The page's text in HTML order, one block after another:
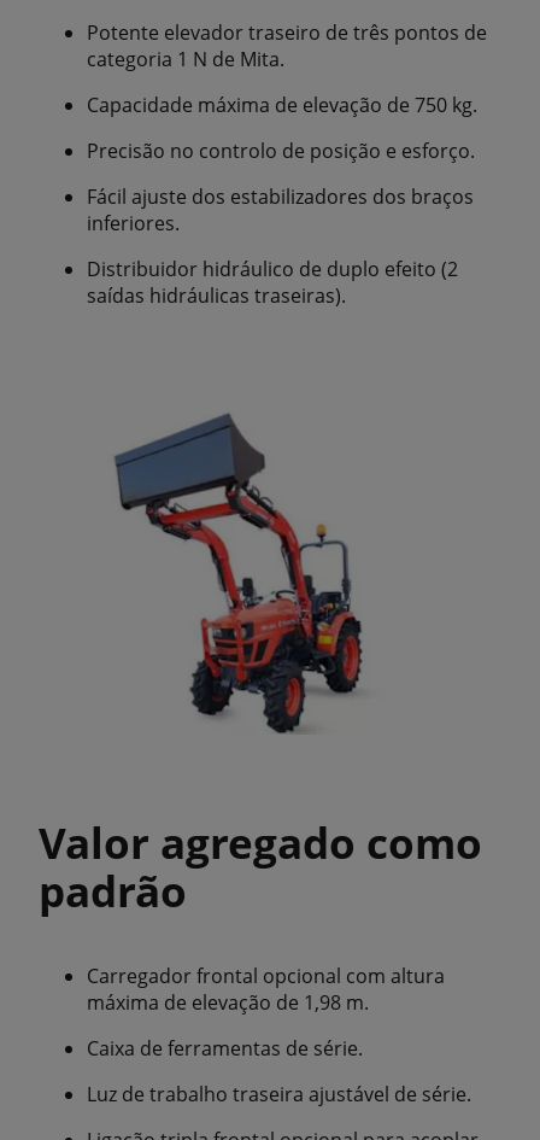
Potente elevador traseiro de três pontos de
categoria 1 N de Mita.
Capacidade máxima de elevação de 750 kg.
Precisão no controlo de posição e esforço.
Fácil ajuste dos estabilizadores dos braços
inferiores.
Distribuidor hidráulico de duplo efeito (2
saídas hidráulicas traseiras).
Valor agregado como
padrão
Carregador frontal opcional com altura
máxima de elevação de 1,98 m.
Caixa de ferramentas de série.
Luz de trabalho traseira ajustável de série.